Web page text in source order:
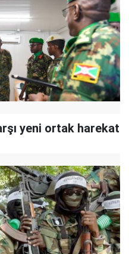
yeni ortak harekat